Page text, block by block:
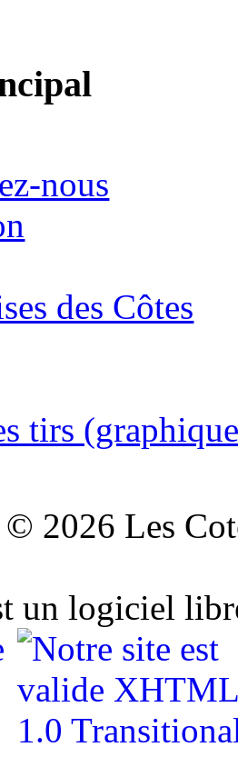
nous
des Côtes
tirs
2026 Les
un logiciel